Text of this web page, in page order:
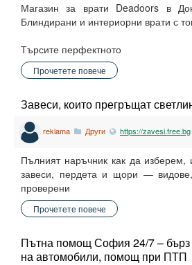
Магазин за врати Deadoors в
Блиндирани и интериорни врати с
Търсите перфектното
Прочетете повече
Завеси, които прегръщат
reklama Други https://zavesi.free.bg
Пълният наръчник как да
завеси, пердета и щори —
проверени
Прочетете повече
Пътна помощ София 24/7 – бърз
на автомобили, помощ при ПТП